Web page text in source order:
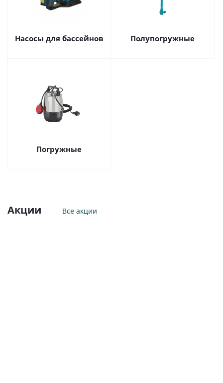
Насосы для бассейнов Полупогружные
Погружные
Акции Все акции